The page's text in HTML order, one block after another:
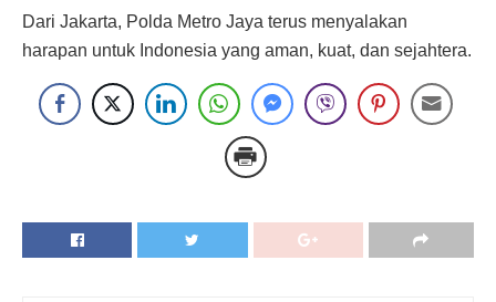
Dari Jakarta, Polda Metro Jaya terus menyalakan
harapan untuk Indonesia yang aman, kuat, dan sejahtera.